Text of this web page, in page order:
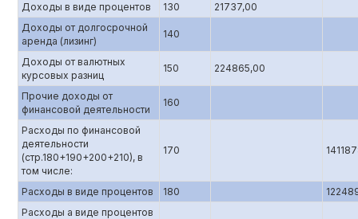
Доходы в виде процентов 130
21737,00
Доходы от долгосрочной
аренда (лизинг)
140
Доходы от валютных
курсовых разниц
150 224865,00
Прочие доходы от
финансовой деятельности
160
Расходы по финансовой
деятельности
(стр.180+190+200+210), в
том числе:
170
Расходы в виде процентов 180
Расходы а виде процентов